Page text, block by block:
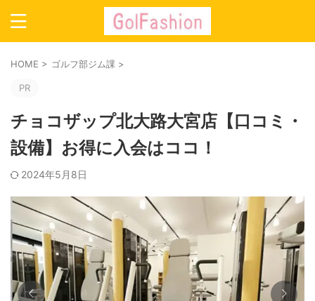
HOME > ゴルフ部ジム課 >
PR
チョコザップ北大路大宮店【口コミ・
設備】お得に入会はココ！
2024年5月8日